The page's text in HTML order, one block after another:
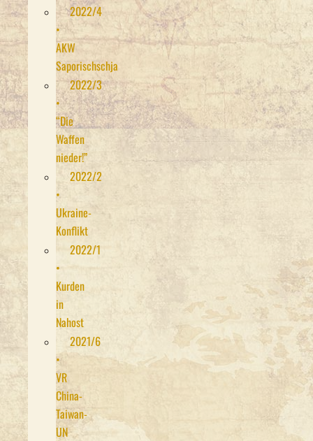
2022/4
•
AKW
Saporischschja
2022/3
•
“Die
Waffen
nieder!”
2022/2
•
Ukraine-
Konflikt
2022/1
•
Kurden
in
Nahost
2021/6
•
VR
China-
Taiwan-
UN